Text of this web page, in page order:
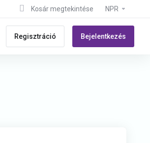
Kosár megtekintése NPR
Regisztráció Bejelentkezés